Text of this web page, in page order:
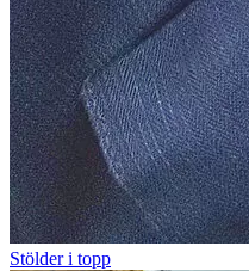
Stölder i topp